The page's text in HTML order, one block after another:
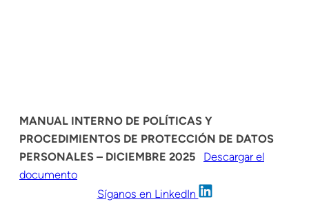
MANUAL INTERNO DE POLÍTICAS Y
PROCEDIMIENTOS DE PROTECCIÓN DE DATOS
PERSONALES – DICIEMBRE 2025
Descargar el
documento
Síganos en LinkedIn